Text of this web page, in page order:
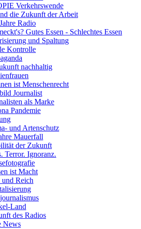
Verkehrswende
die Zukunft der Arbeit
Radio
Gutes Essen - Schlechtes Essen
und Spaltung
Kontrolle
nachhaltig
ist Menschenrecht
Journalist
als Marke
Pandemie
und Artenschutz
Mauerfall
der Zukunft
Terror. Ignoranz.
ist Macht
Reich
Land
des Radios
News